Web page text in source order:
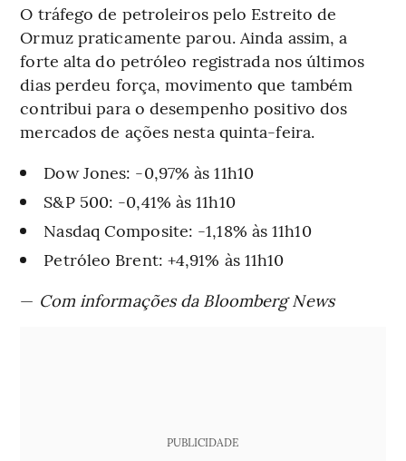
O tráfego de petroleiros pelo Estreito de
Ormuz praticamente parou. Ainda assim, a
forte alta do petróleo registrada nos últimos
dias perdeu força, movimento que também
contribui para o desempenho positivo dos
mercados de ações nesta quinta-feira.
Dow Jones: -0,97% às 11h10
S&P 500: -0,41% às 11h10
Nasdaq Composite: -1,18% às 11h10
Petróleo Brent: +4,91% às 11h10
— Com informações da Bloomberg News
PUBLICIDADE